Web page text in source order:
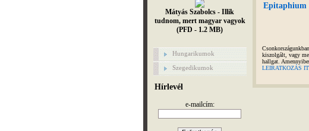
Mátyás Szabolcs - Illik
tudnom, mert magyar vagyok
(PFD - 1.2 MB)
Hungarikumok
Szegedikumok
Hírlevél
e-mailcím:
Epitaphium
kiszolgált, vagy
hallgat.
LEIRATKOZÁS